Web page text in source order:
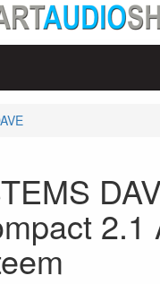
2.1